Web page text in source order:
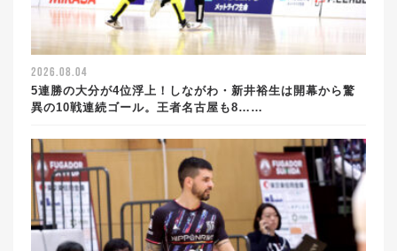
2026.08.04
5連勝の大分が4位浮上！しながわ・新井裕生は開幕から驚
異の10戦連続ゴール。王者名古屋も8……